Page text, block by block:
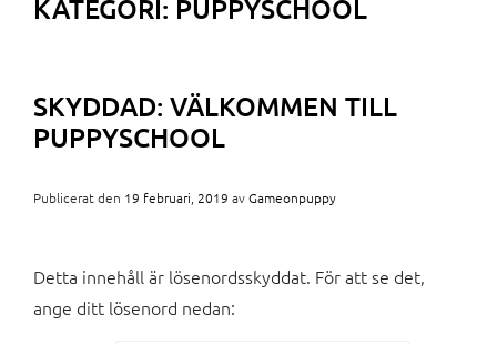
KATEGORI: PUPPYSCHOOL
SKYDDAD: VÄLKOMMEN TILL
PUPPYSCHOOL
Publicerat den 19 februari, 2019 avGameonpuppy
Detta innehåll är lösenordsskyddat. För att se det,
ange ditt lösenord nedan: